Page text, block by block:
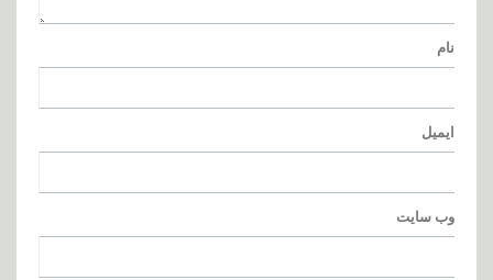
نام
ایمیل
وب‌ سایت